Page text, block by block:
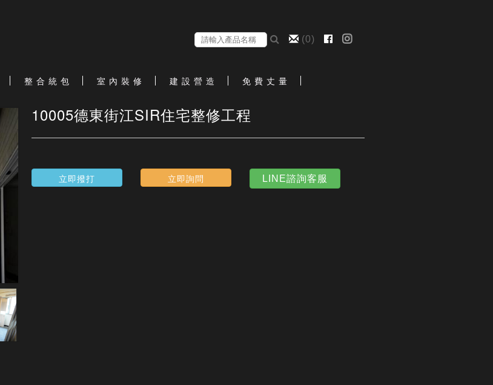
(0)
整 合 統 包 室 內 裝 修 建 設 營 造 免 費 丈 量
10005德東街江SIR住宅整修工程
立即撥打 立即詢問 LINE諮詢客服